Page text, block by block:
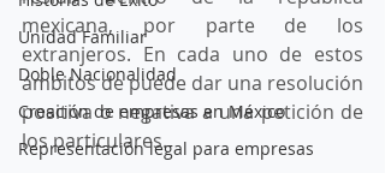
Unidad Familiar
Doble Nacionalidad
Creación de empresas en México
Representación legal para empresas
mexicana, por parte de los
extranjeros. En cada uno de estos
ámbitos de puede dar una resolución
positiva o negativa a una petición de
los particulares.